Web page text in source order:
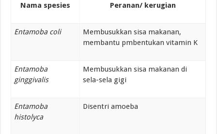
Nama spesies Peranan/ kerugian
Entamoba coli
Membusukkan sisa makanan,
membantu pmbentukan vitamin K
Entamoba
ginggivalis
Membusukkan sisa makanan di
sela-sela gigi
Entamoba
histolyca
Disentri amoeba